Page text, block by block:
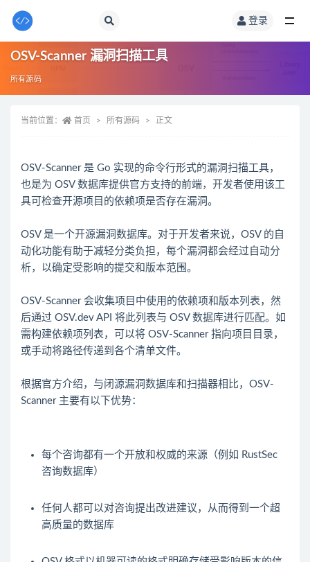
登录
OSV-Scanner 漏洞扫描工具
所有源码
当前位置： 首页 所有源码 正文
OSV-Scanner 是 Go 实现的命令行形式的漏洞扫描工具，
也是为 OSV 数据库提供官方支持的前端，开发者使用该工
具可检查开源项目的依赖项是否存在漏洞。
OSV 是一个开源漏洞数据库。对于开发者来说，OSV 的自
动化功能有助于减轻分类负担，每个漏洞都会经过自动分
析，以确定受影响的提交和版本范围。
OSV-Scanner 会收集项目中使用的依赖项和版本列表，然
后通过 OSV.dev API 将此列表与 OSV 数据库进行匹配。如
需构建依赖项列表，可以将 OSV-Scanner 指向项目目录，
或手动将路径传递到各个清单文件。
根据官方介绍，与闭源漏洞数据库和扫描器相比，OSV-
每个咨询都有一个开放和权威的来源（例如 RustSec
咨询数据库）
任何人都可以对咨询提出改进建议，从而得到一个超
高质量的数据库